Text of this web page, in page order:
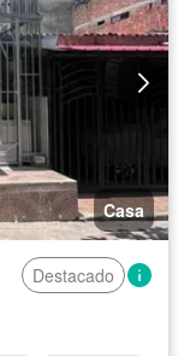
Casa
Destacado